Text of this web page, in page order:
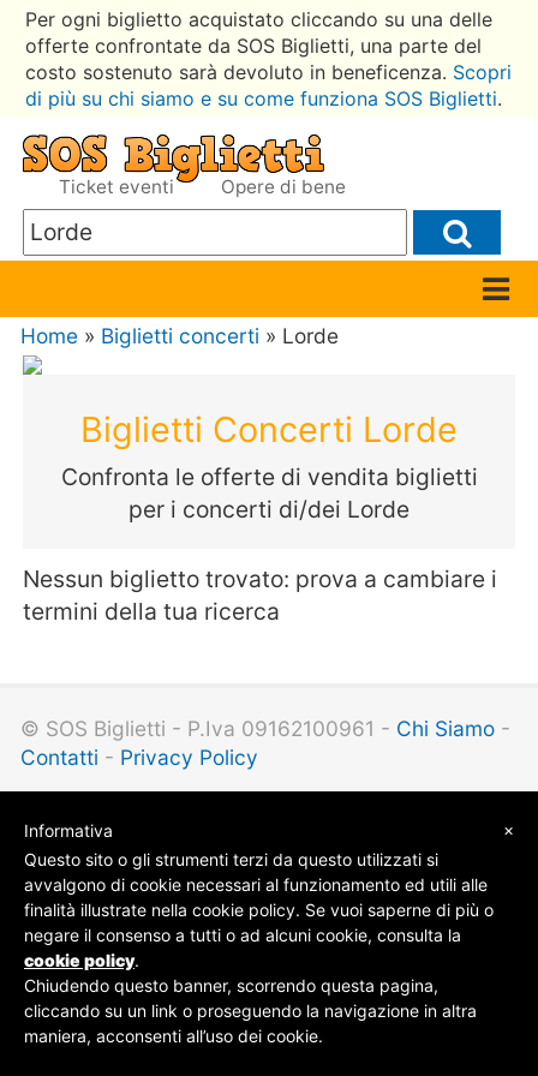
Per ogni biglietto acquistato cliccando su una delle
offerte confrontate da SOS Biglietti, una parte del
costo sostenuto sarà devoluto in beneficenza. Scopri
di più su chi siamo e su come funziona SOS Biglietti.
Ticket eventi Opere di bene
Home » Biglietti concerti » Lorde
Biglietti Concerti Lorde
Confronta le offerte di vendita biglietti
per i concerti di/dei Lorde
Nessun biglietto trovato: prova a cambiare i
termini della tua ricerca
© SOS Biglietti - P.Iva 09162100961 - Chi Siamo -
Contatti - Privacy Policy
×
Informativa
Questo sito o gli strumenti terzi da questo utilizzati si
avvalgono di cookie necessari al funzionamento ed utili alle
finalità illustrate nella cookie policy. Se vuoi saperne di più o
negare il consenso a tutti o ad alcuni cookie, consulta la
cookie policy.
Chiudendo questo banner, scorrendo questa pagina,
cliccando su un link o proseguendo la navigazione in altra
maniera, acconsenti all’uso dei cookie.